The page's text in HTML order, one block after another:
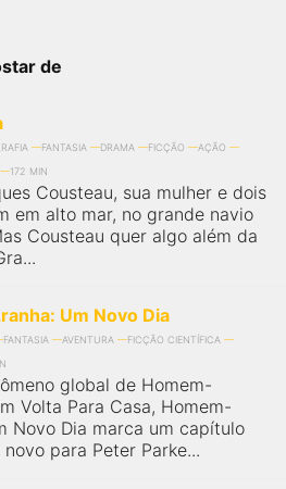
de
FANTASIA DRAMA FICÇÃO
AÇÃO
172 MIN
Cousteau, sua mulher e dois
em alto mar, no grande navio
Cousteau quer algo além da
Um Novo Dia
FANTASIA AVENTURA
FICÇÃO CIENTÍFICA
global de Homem-
Volta Para Casa, Homem-
Novo Dia marca um capítulo
para Peter Parke...